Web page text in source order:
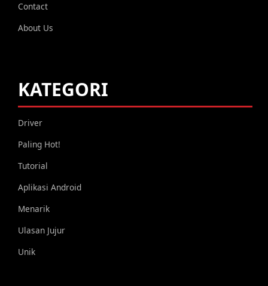
Contact
About Us
KATEGORI
Driver
Paling Hot!
Tutorial
Aplikasi Android
Menarik
Ulasan Jujur
Unik